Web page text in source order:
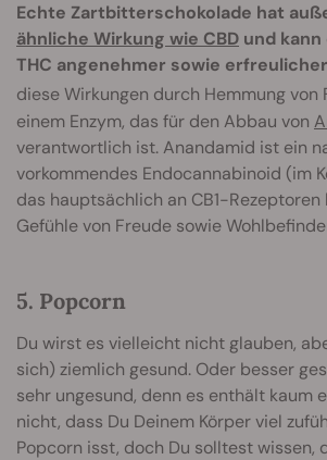
Echte Zartbitterschokolade hat
ähnliche Wirkung wie CBD und
THC angenehmer sowie
diese Wirkungen durch Hemmung von
einem Enzym, das für den Abbau von
verantwortlich ist. Anandamid ist ein
vorkommendes Endocannabinoid (im
das hauptsächlich an CB1-
Gefühle von Freude sowie
5. Popcorn
Du wirst es vielleicht nicht glauben,
sich) ziemlich gesund. Oder besser
sehr ungesund, denn es enthält kaum
nicht, dass Du Deinem Körper viel
Popcorn isst, doch Du solltest wissen,